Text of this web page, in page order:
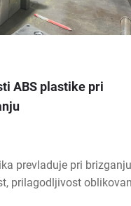
ABS plastike pri
prevladuje pri
prilagodljivost